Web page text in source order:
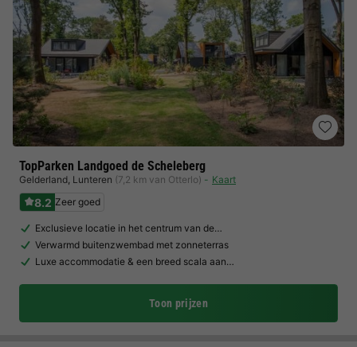
TopParken Landgoed de Scheleberg
Gelderland, Lunteren (7,2 km van Otterlo) Kaart
8.2 Zeer goed
Exclusieve locatie in het centrum van de…
Verwarmd buitenzwembad met zonneterras
Luxe accommodatie & een breed scala aan…
Toon prijzen